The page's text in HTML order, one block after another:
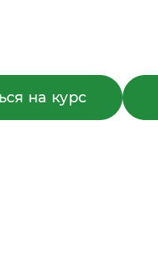
на курс